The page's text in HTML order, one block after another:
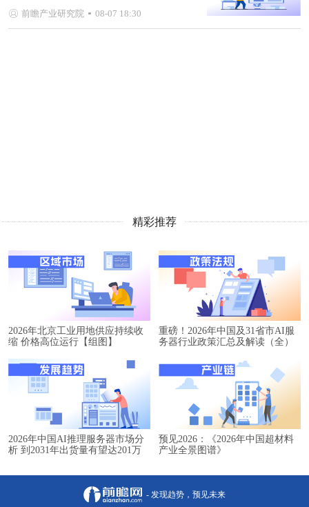
前瞻产业研究院 08-07 18:30
精彩推荐
2026年北京工业用地供应持续收
缩 价格高位运行【组图】
重磅！2026年中国及31省市AI服
务器行业政策汇总及解读（全）
2026年中国AI推理服务器市场分
析 到2031年出货量有望达201万
预见2026：《2026年中国超材料
产业全景图谱》
- 发现趋势，预见未来